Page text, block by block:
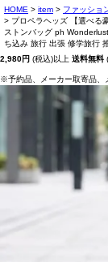
HOME item ファッショ
プロペラヘッズ 【選べる
ストンバッグ ph
ち込み 旅行 出張 修学旅行
2,980円 (税込)以上 送料無料
※予約品、メーカー取寄品、